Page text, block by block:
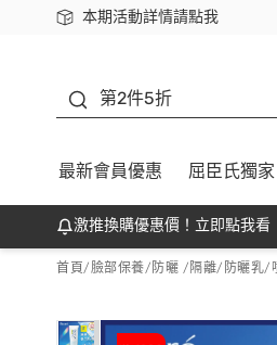
本期活動詳情請點我
下載app最高回饋$350
第2件5折
最新會員優惠 屈臣氏獨家
激推換購優惠價！立即點我看
首頁/臉部保養/ 防曬 /隔離/ 防曬乳/